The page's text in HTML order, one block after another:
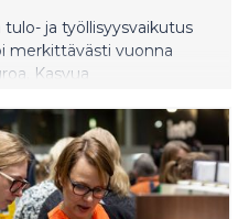
ja työllisyysvaikutus
merkittävästi vuonna
Kasvua
tulo- ja
euroon vuoteen